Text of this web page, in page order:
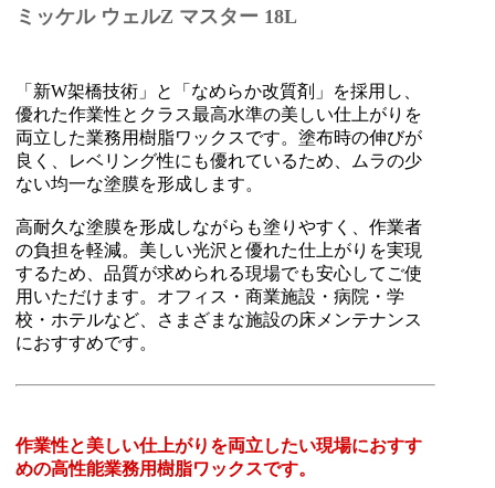
ミッケル ウェルZ マスター 18L
「新W架橋技術」と「なめらか改質剤」を採用し、
優れた作業性とクラス最高水準の美しい仕上がりを
両立した業務用樹脂ワックスです。塗布時の伸びが
良く、レベリング性にも優れているため、ムラの少
ない均一な塗膜を形成します。
高耐久な塗膜を形成しながらも塗りやすく、作業者
の負担を軽減。美しい光沢と優れた仕上がりを実現
するため、品質が求められる現場でも安心してご使
用いただけます。オフィス・商業施設・病院・学
校・ホテルなど、さまざまな施設の床メンテナンス
におすすめです。
作業性と美しい仕上がりを両立したい現場におすす
めの高性能業務用樹脂ワックスです。